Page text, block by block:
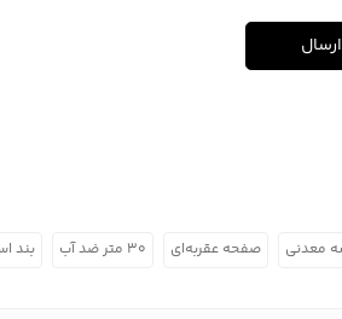
ارسال
معدنی صفحه عقربه‌ای ۳۰ متر ضد آب بند